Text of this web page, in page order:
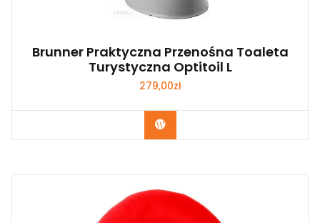
Brunner Praktyczna Przenośna Toaleta
Turystyczna Optitoil L
279,00zł
Kup Teraz